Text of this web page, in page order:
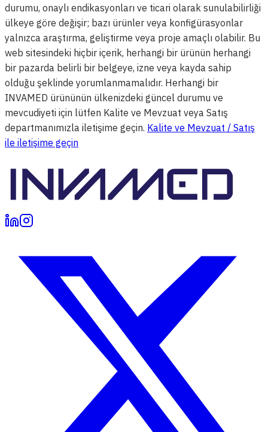
durumu, onaylı endikasyonları ve ticari olarak sunulabilirliği
ülkeye göre değişir; bazı ürünler veya konfigürasyonlar
yalnızca araştırma, geliştirme veya proje amaçlı olabilir. Bu
web sitesindeki hiçbir içerik, herhangi bir ürünün herhangi
bir pazarda belirli bir belgeye, izne veya kayda sahip
olduğu şeklinde yorumlanmamalıdır. Herhangi bir
INVAMED ürününün ülkenizdeki güncel durumu ve
mevcudiyeti için lütfen Kalite ve Mevzuat veya Satış
departmanımızla iletişime geçin. Kalite ve Mevzuat / Satış
ile iletişime geçin